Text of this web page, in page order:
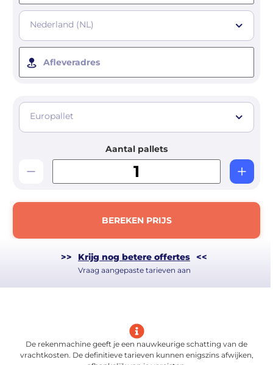
Nederland (NL)
Afleveradres
Europallet
Aantal pallets
BEREKEN PRIJS
>> Krijg nog betere offertes <<
Vraag aangepaste tarieven aan
De rekenmachine geeft je een nauwkeurige schatting van de
vrachtkosten. De definitieve tarieven kunnen enigszins afwijken,